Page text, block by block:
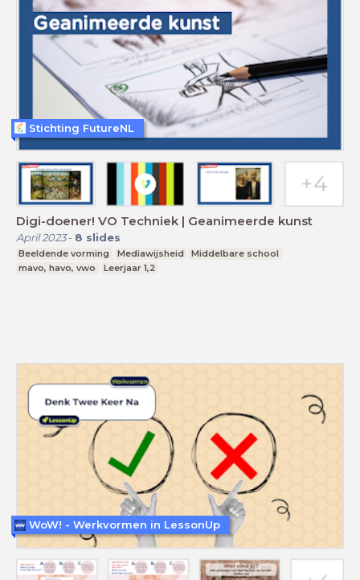
Digi-doener! VO Techniek | Geanimeerde kunst
April 2023- 8 slides
Beeldende vorming Mediawijsheid
Middelbare school
mavo, havo, vwo
Leerjaar 1,2
Stichting FutureNL
WoW! - Werkvormen in LessonUp